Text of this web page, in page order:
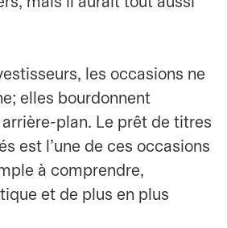
les occasions ne
elles bourdonnent
plan. Le prêt de titres
est l’une de ces occasions
à comprendre,
et de plus en plus